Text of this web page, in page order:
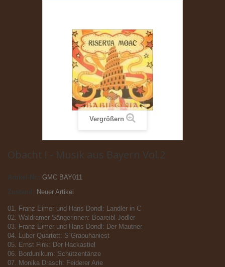
Vergrößern
Obacht ! - Musik aus Bayern Vol.2
Artikel-Nr.:
GMC BAY011
Zustand:
Neuer Artikel
01. Franz Eimer und Hans Dondl: Landler in C
02. Waldramer Sängerinnen: Boareibl Jodler
03. Franz Eimer und Hans Dondl: Der Mautner
04. Luber Quartett: S`Graouhaniest
05. Ernst Fink: Der Hackastiel
06. Bordunikum: Schützentänze
07. Monika Drasch: Feiderer Arie